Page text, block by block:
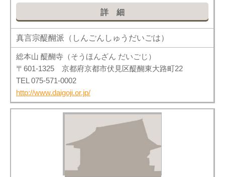
詳細
真言宗醍醐派（しんごんしゅうだいごは）
総本山 醍醐寺（そうほんざん だいごじ）
〒601-1325 京都府京都市伏見区醍醐東大路町22
TEL 075-571-0002
http://www.daigoji.or.jp/